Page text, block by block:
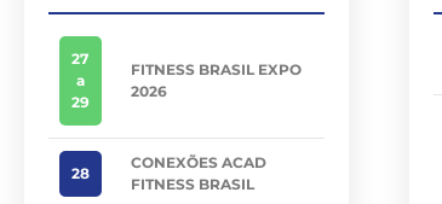
27
a
29
FITNESS BRASIL EXPO
2026
28
CONEXÕES ACAD
FITNESS BRASIL